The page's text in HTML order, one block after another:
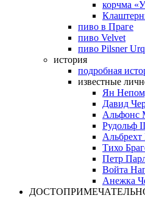
корчма
пиво в Праге
пиво Velvet
пиво Pilsner
история
подробная
известные
Ян
Давид
Альфонс
Рудольф
Тихо
Петр
Войта
Анежка